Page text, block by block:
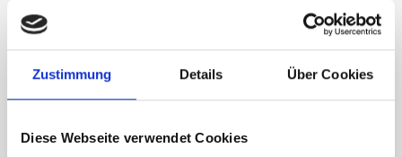
Zustimmung Details Über Cookies
Diese Webseite verwendet Cookies